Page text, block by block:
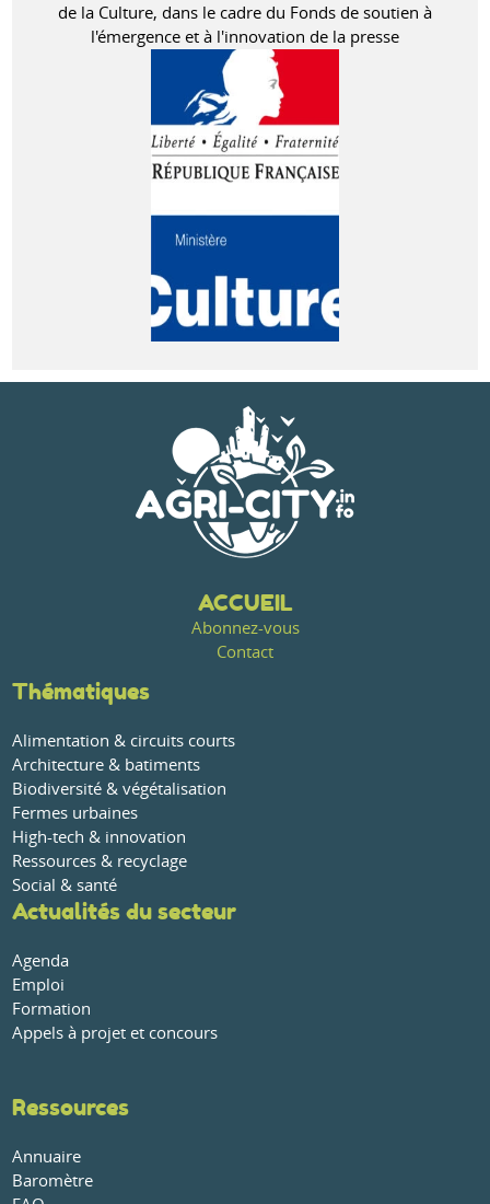
de la Culture, dans le cadre du Fonds de soutien à
l'émergence et à l'innovation de la presse
ACCUEIL
Abonnez-vous
Contact
Thématiques
Alimentation & circuits courts
Architecture & batiments
Biodiversité & végétalisation
Fermes urbaines
High-tech & innovation
Ressources & recyclage
Social & santé
Actualités du secteur
Agenda
Emploi
Formation
Appels à projet et concours
Ressources
Annuaire
Baromètre